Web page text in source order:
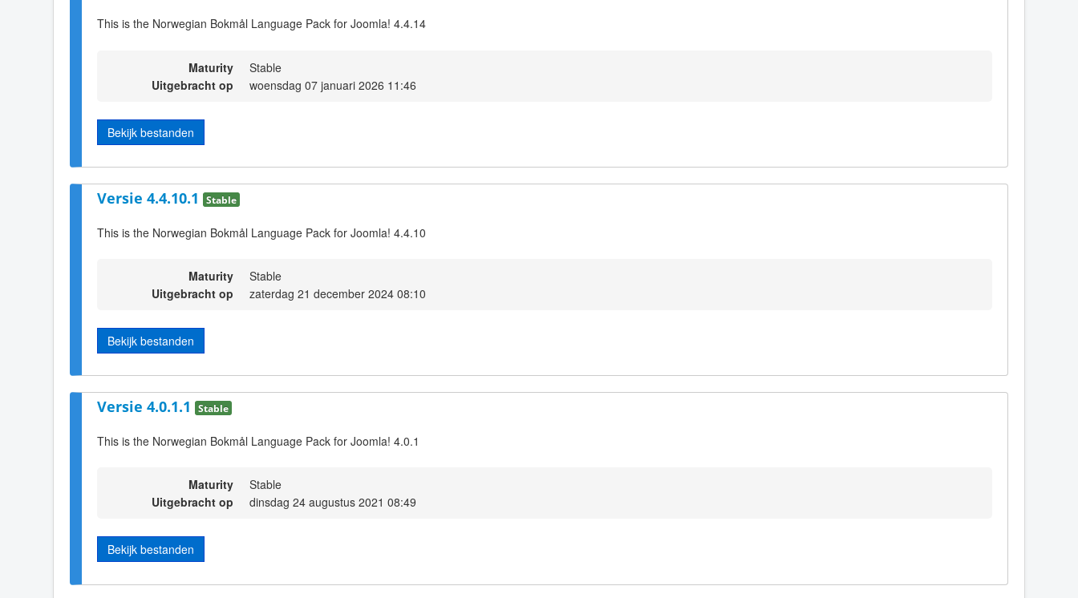
This is the Norwegian Bokmål Language Pack for Joomla! 4.4.14
Maturity
Stable
Uitgebracht op
woensdag 07 januari 2026 11:46
Bekijk bestanden
Versie 4.4.10.1 Stable
This is the Norwegian Bokmål Language Pack for Joomla! 4.4.10
Maturity
Stable
Uitgebracht op
zaterdag 21 december 2024 08:10
Bekijk bestanden
Versie 4.0.1.1 Stable
This is the Norwegian Bokmål Language Pack for Joomla! 4.0.1
Maturity
Stable
Uitgebracht op
dinsdag 24 augustus 2021 08:49
Bekijk bestanden